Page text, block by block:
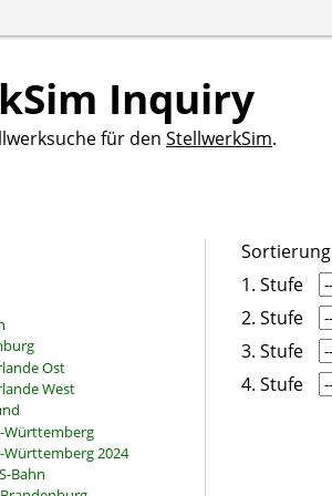
Inquiry
für den StellwerkSim.
Ost
West
Württemberg
Württemberg 2024
Bahn
Sortierung
1. Stufe
2. Stufe
3. Stufe
4. Stufe